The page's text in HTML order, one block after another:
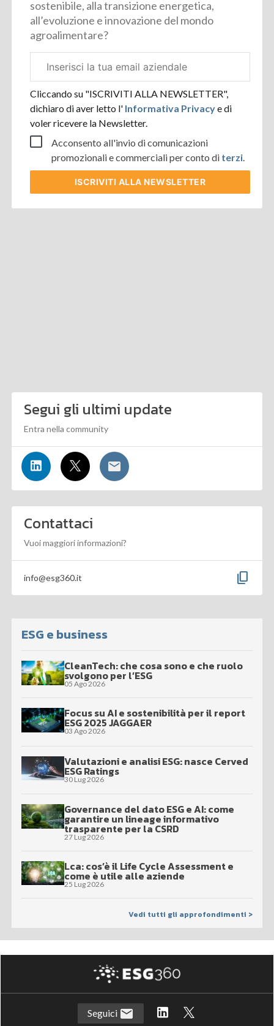
sostenibile, alla transizione energetica,
all’evoluzione e innovazione del mondo
agroalimentare?
aziendale
Cliccando su "ISCRIVITI ALLA NEWSLETTER",
dichiaro di aver letto l' Informativa Privacye di
voler ricevere la Newsletter.
Acconsento all'invio di comunicazioni
promozionali e commerciali per conto di terzi.
ISCRIVITI ALLA NEWSLETTER
Segui gli ultimi update
Entra nella community
Contattaci
Vuoi maggiori informazioni?
info@esg360.it content_copy
ESG e business
CleanTech: che cosa sono e che ruolo
svolgono per l’ESG
05 Ago 2026
Focus su AI e sostenibilità per il report
ESG 2025 JAGGAER
03 Ago 2026
Valutazioni e analisi ESG: nasce Cerved
ESG Ratings
30 Lug 2026
Governance del dato ESG e AI: come
garantire un lineage informativo
trasparente per la CSRD
27 Lug 2026
Lca: cos’è il Life Cycle Assessment e
come è utile alle aziende
25 Lug 2026
Vedi tutti gli approfondimenti >
Seguici